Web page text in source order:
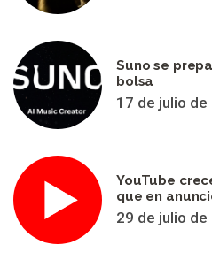
Suno se
bolsa
17 de julio de
YouTube
que en
29 de julio de